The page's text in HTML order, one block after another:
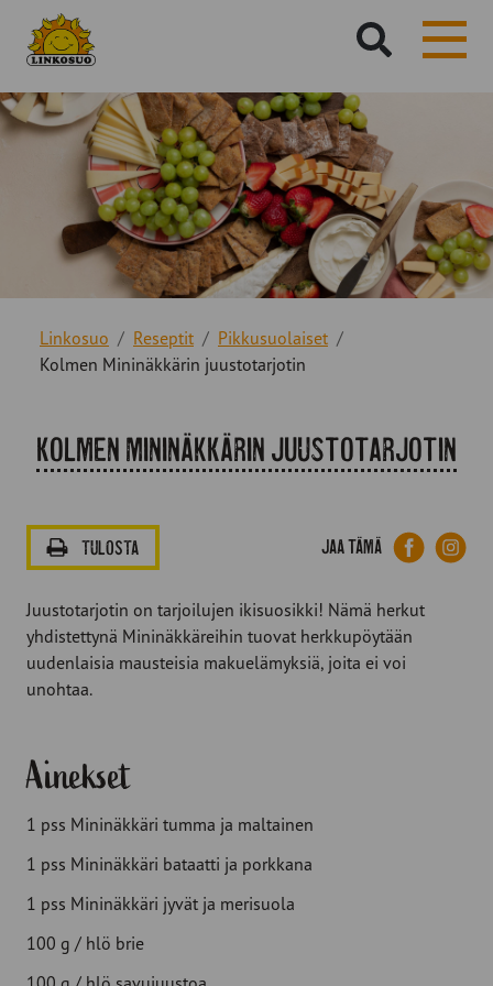
sivustolta:
Linkosuo Reseptit
Pikkusuolaiset
Kolmen Mininäkkärin juustotarjotin
Kolmen Mininäkkärin juustotarjotin
TULOSTA Jaa tämä Facebook
Juustotarjotin on tarjoilujen ikisuosikki! Nämä herkut
yhdistettynä Mininäkkäreihin tuovat herkkupöytään
uudenlaisia mausteisia makuelämyksiä, joita ei voi
unohtaa.
Ainekset
1 pss Mininäkkäri tumma ja maltainen
1 pss Mininäkkäri bataatti ja porkkana
1 pss Mininäkkäri jyvät ja merisuola
100 g / hlö brie